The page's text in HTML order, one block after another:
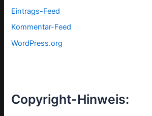
Eintrags-Feed
Kommentar-Feed
WordPress.org
Copyright-Hinweis: